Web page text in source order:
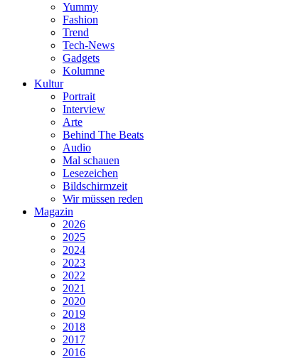
Yummy
Fashion
Trend
Tech-News
Gadgets
Kolumne
Kultur
Portrait
Interview
Arte
Behind The Beats
Audio
Mal schauen
Lesezeichen
Bildschirmzeit
Wir müssen reden
Magazin
2026
2025
2024
2023
2022
2021
2020
2019
2018
2017
2016